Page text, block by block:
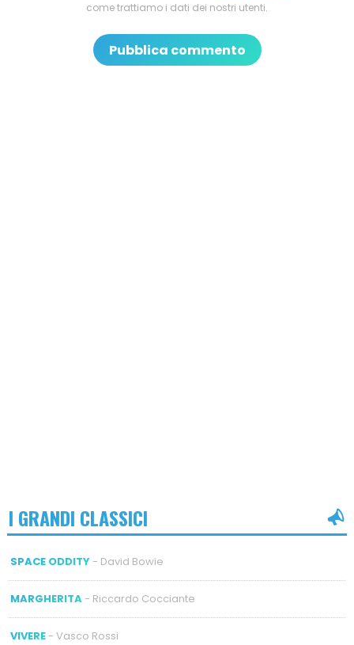
come trattiamo i dati dei nostri utenti.
I GRANDI CLASSICI
SPACE ODDITY- David Bowie
MARGHERITA- Riccardo Cocciante
VIVERE- Vasco Rossi